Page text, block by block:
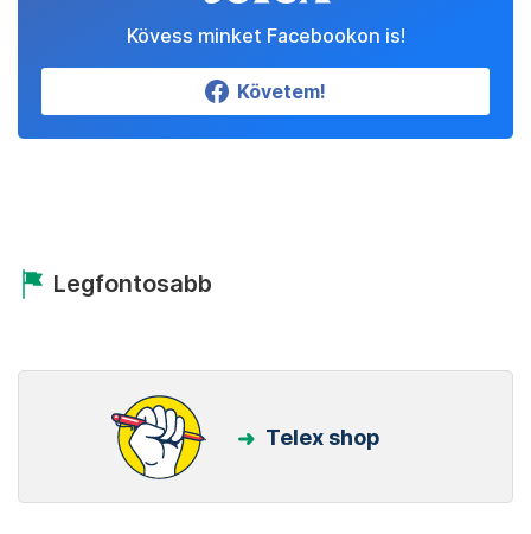
Kövess minket Facebookon is!
Követem!
Legfontosabb
Telex shop